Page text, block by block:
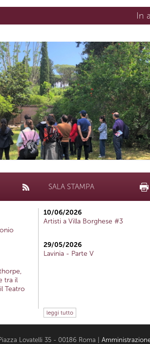
In
tra il
Teatro
SALA STAMPA
10/06/2026
Artisti a Villa Borghese #3
29/05/2026
Lavinia - Parte V
leggi tutto
Lovatelli 35 - 00186 Roma |